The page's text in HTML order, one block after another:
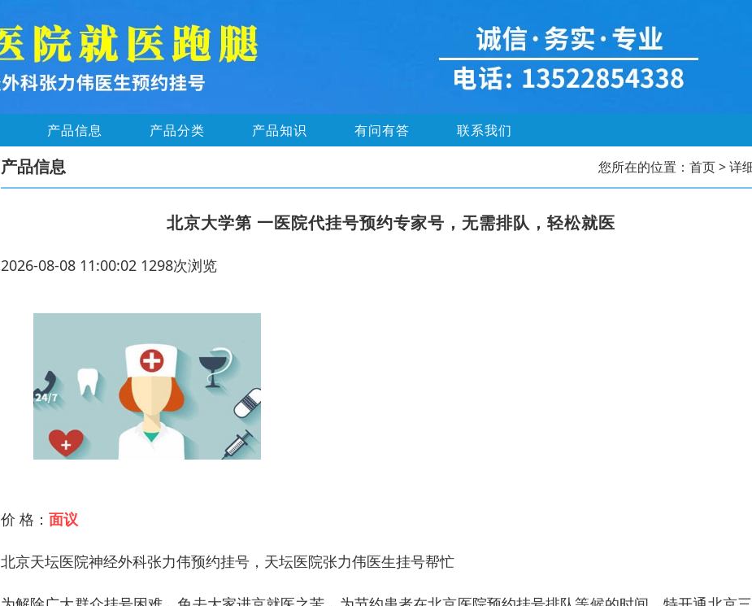
产品信息 产品分类 产品知识 有问有答 联系我们
产品信息 您所在的位置： 首页> 详
北京大学第 一医院代挂号预约专家号，无需排队，轻松就医
2026-08-08 11:00:02 1298次浏览
价 格： 面议
北京天坛医院神经外科张力伟预约挂号，天坛医院张力伟医生挂号帮忙